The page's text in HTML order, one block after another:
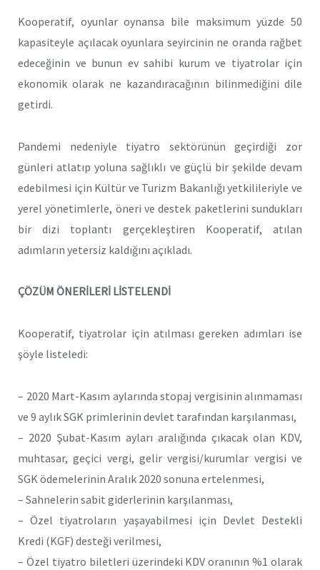
Kooperatif, oyunlar oynansa bile maksimum yüzde 50
kapasiteyle açılacak oyunlara seyircinin ne oranda rağbet
edeceğinin ve bunun ev sahibi kurum ve tiyatrolar için
ekonomik olarak ne kazandıracağının bilinmediğini dile
getirdi.
Pandemi nedeniyle tiyatro sektörünün geçirdiği zor
günleri atlatıp yoluna sağlıklı ve güçlü bir şekilde devam
edebilmesi için Kültür ve Turizm Bakanlığı yetkilileriyle ve
yerel yönetimlerle, öneri ve destek paketlerini sundukları
bir dizi toplantı gerçekleştiren Kooperatif, atılan
adımların yetersiz kaldığını açıkladı.
ÇÖZÜM ÖNERİLERİ LİSTELENDİ
Kooperatif, tiyatrolar için atılması gereken adımları ise
şöyle listeledi:
– 2020 Mart-Kasım aylarında stopaj vergisinin alınmaması
ve 9 aylık SGK primlerinin devlet tarafından karşılanması,
– 2020 Şubat-Kasım ayları aralığında çıkacak olan KDV,
muhtasar, geçici vergi, gelir vergisi/kurumlar vergisi ve
SGK ödemelerinin Aralık 2020 sonuna ertelenmesi,
– Sahnelerin sabit giderlerinin karşılanması,
– Özel tiyatroların yaşayabilmesi için Devlet Destekli
Kredi (KGF) desteği verilmesi,
– Özel tiyatro biletleri üzerindeki KDV oranının %1 olarak